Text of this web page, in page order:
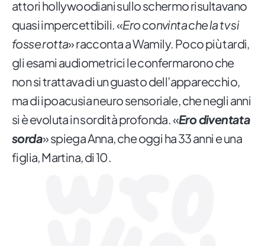
attori hollywoodiani sullo schermo risultavano
quasi impercettibili. «Ero convinta che la tv si
fosse rotta» racconta a Wamily. Poco più tardi,
gli esami audiometrici le confermarono che
non si trattava di un guasto dell’apparecchio,
ma di ipoacusia neuro sensoriale, che negli anni
si è evoluta in sordità profonda. «Ero diventata
sorda» spiega Anna, che oggi ha 33 anni e una
figlia, Martina, di 10.